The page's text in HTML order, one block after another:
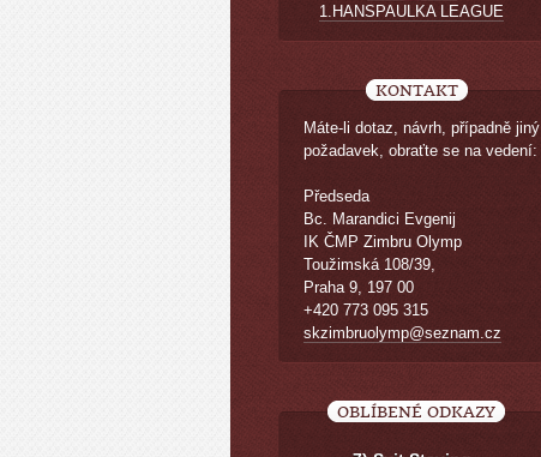
1.HANSPAULKA LEAGUE
KONTAKT
Máte-li dotaz, návrh, případně jiný
požadavek, obraťte se na vedení:
Předseda
Bc. Marandici Evgenij
IK ČMP Zimbru Olymp
Toužimská 108/39,
Praha 9, 197 00
+420 773 095 315
skzimbruolymp@seznam.cz
OBLÍBENÉ ODKAZY